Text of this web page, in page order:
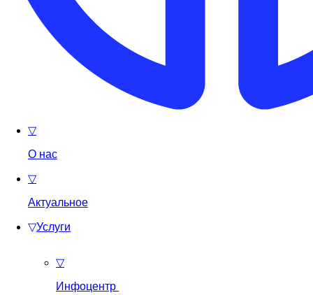
▽
О нас
▽
Актуальное
▽Услуги
▽
Инфоцентр